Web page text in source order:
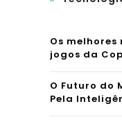
Os
jogos da
O Futuro do
Pela